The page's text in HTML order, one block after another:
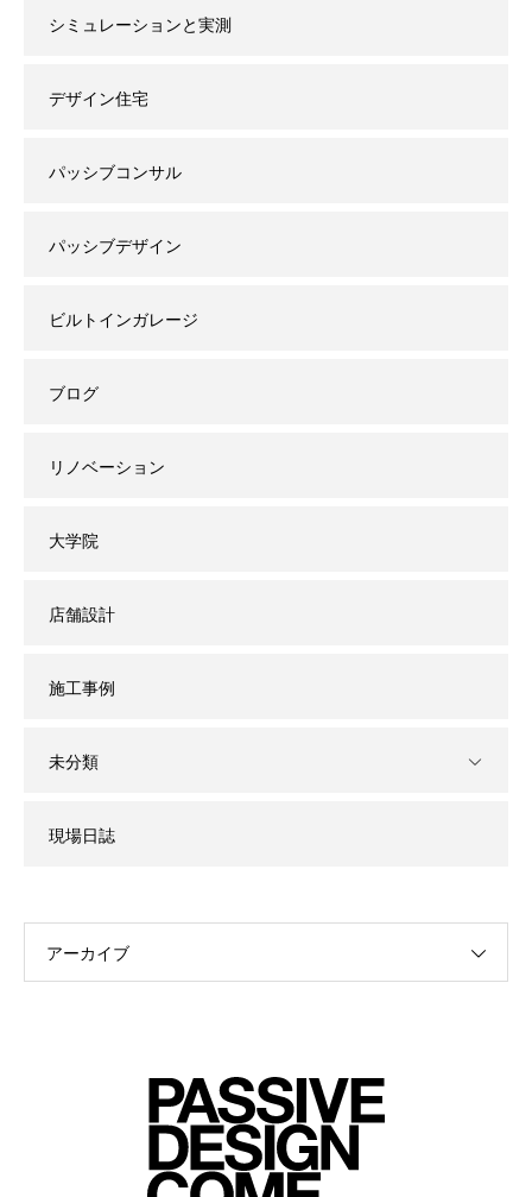
シミュレーションと実測
デザイン住宅
パッシブコンサル
パッシブデザイン
ビルトインガレージ
ブログ
リノベーション
大学院
店舗設計
施工事例
未分類
現場日誌
アーカイブ